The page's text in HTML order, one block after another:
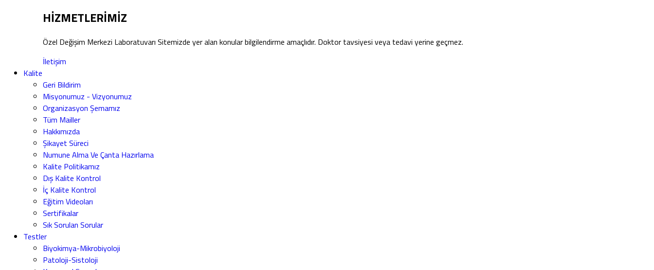
HİZMETLERİMİZ
Özel Değişim Merkezi Laboratuvarı Sitemizde yer alan konular bilgilendirme amaçlıdır. Doktor tavsiyesi veya tedavi yerine geçmez.
İletişim
Kalite
Geri Bildirim
Misyonumuz - Vizyonumuz
Organizasyon Şemamız
Tüm Mailler
Hakkımızda
Şikayet Süreci
Numune Alma Ve Çanta Hazırlama
Kalite Politikamız
Dış Kalite Kontrol
İç Kalite Kontrol
Eğitim Videoları
Sertifikalar
Sık Sorulan Sorular
Testler
Biyokimya-Mikrobiyoloji
Patoloji-Sistoloji